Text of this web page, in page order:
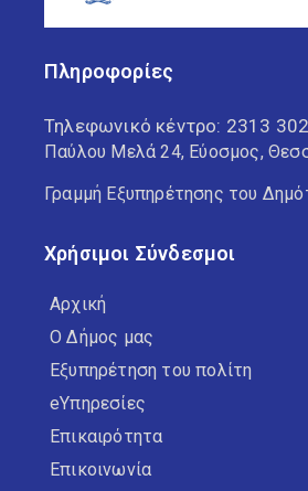
Πληροφορίες
Τηλεφωνικό κέντρο: 2313
Παύλου Μελά 24, Εύοσμος,
Γραμμή Εξυπηρέτησης του
Χρήσιμοι Σύνδεσμοι
Αρχική
Ο Δήμος μας
Εξυπηρέτηση του πολίτη
eΥπηρεσίες
Επικαιρότητα
Επικοινωνία